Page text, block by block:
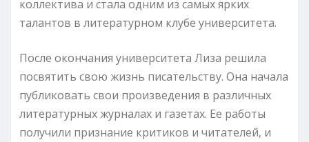
коллектива и стала одним из самых ярких
талантов в литературном клубе университета.
После окончания университета Лиза решила
посвятить свою жизнь писательству. Она начала
публиковать свои произведения в различных
литературных журналах и газетах. Ее работы
получили признание критиков и читателей, и